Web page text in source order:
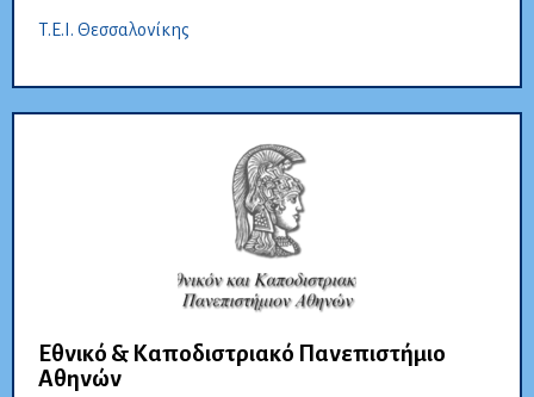
Τ.Ε.Ι. Θεσσαλονίκης
Εθνικό & Καποδιστριακό Πανεπιστήμιο
Αθηνών